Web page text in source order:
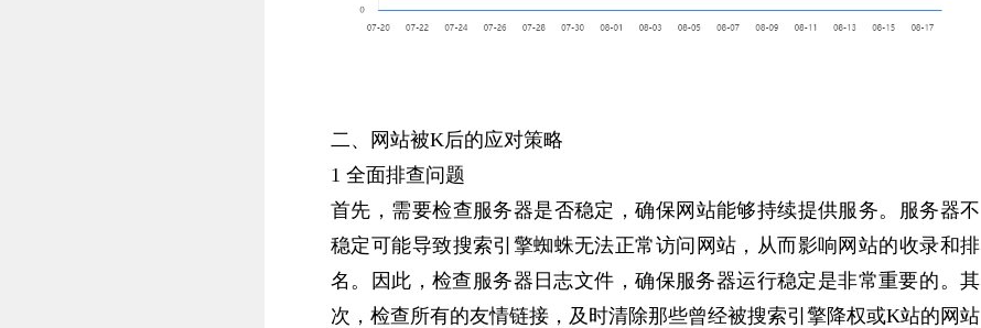
二、‌网站被K后的应对策略
1 全面排查问题
首先，需要检查服务器是否稳定，确保网站能够持续提供服务。服务器不
稳定可能导致搜索引擎蜘蛛无法正常访问网站，从而影响网站的收录和排
名。因此，检查服务器日志文件，确保服务器运行稳定是非常重要的‌。其
次，检查所有的友情链接，及时清除那些曾经被搜索引擎降权或K站的网站